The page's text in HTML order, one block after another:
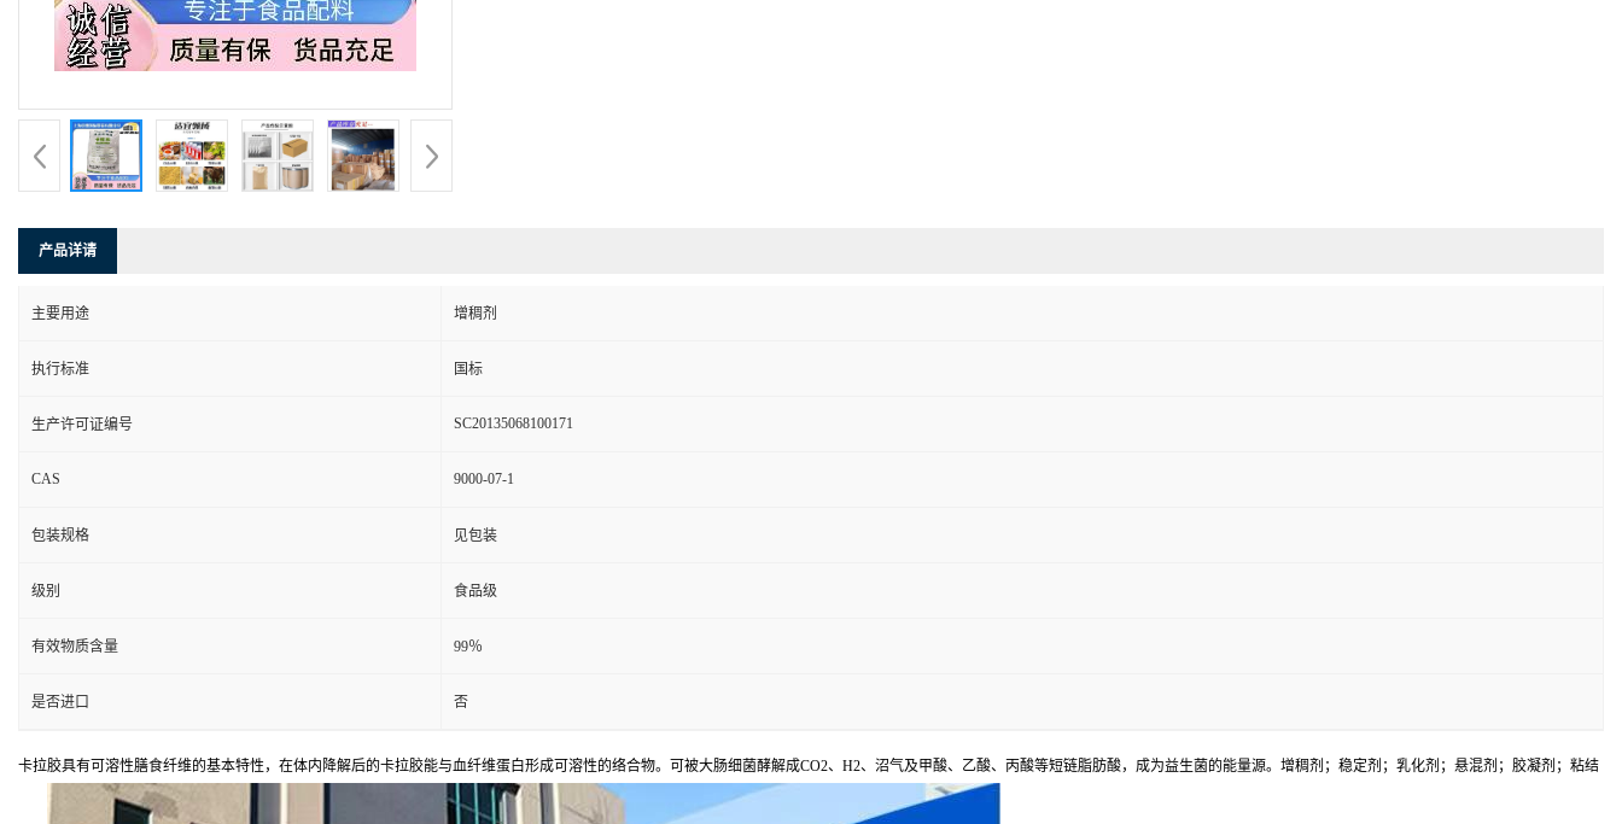
产品详请
主要用途 增稠剂
执行标准 国标
生产许可证编号 SC20135068100171
CAS 9000-07-1
包装规格 见包装
级别 食品级
有效物质含量 99％
是否进口 否
卡拉胶具有可溶性膳食纤维的基本特性，在体内降解后的卡拉胶能与血纤维蛋白形成可溶性的络合物。可被大肠细菌酵解成CO2、H2、沼气及甲酸、乙酸、丙酸等短链脂肪酸，成为益生菌的能量源。增稠剂；稳定剂；乳化剂；悬混剂；胶凝剂；粘结